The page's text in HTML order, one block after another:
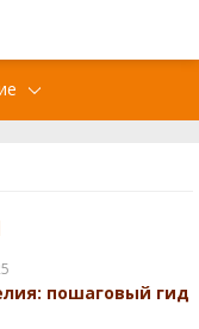
пошаговый гид